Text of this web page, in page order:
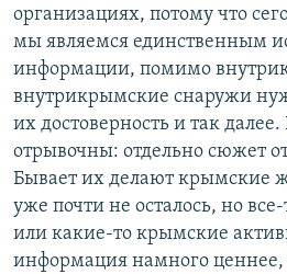
организациях, потому что
мы являемся единственным
информации, помимо
внутрикрымские снаружи
их достоверность и так
отрывочны: отдельно сюжет
Бывает их делают крымские
уже почти не осталось, но
или какие-то крымские
информация намного